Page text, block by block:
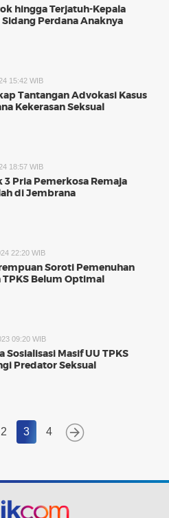
hingga Terjatuh-Kepala
Perdana Anaknya
15:42 WIB
Tantangan Advokasi Kasus
Kekerasan Seksual
18:57 WIB
3 Pria Pemerkosa Remaja
di Jembrana
22:20 WIB
Soroti Pemenuhan
TPKS Belum Optimal
09:20 WIB
Sosialisasi Masif UU TPKS
Predator Seksual
2 3 4